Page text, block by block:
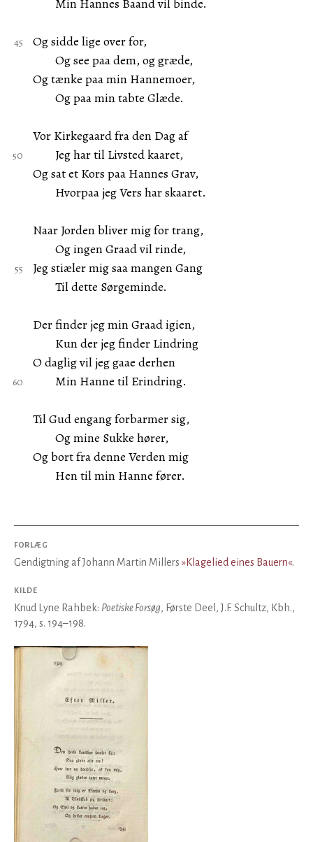
Min Hannes Baand vil binde.
Og sidde lige over for,
Og see paa dem, og græde,
Og tænke paa min Hannemoer,
Og paa min tabte Glæde.
Vor Kirkegaard fra den Dag af
Jeg har til Livsted kaaret,
Og sat et Kors paa Hannes Grav,
Hvorpaa jeg Vers har skaaret.
Naar Jorden bliver mig for trang,
Og ingen Graad vil rinde,
Jeg stiæler mig saa mangen Gang
Til dette Sørgeminde.
Der finder jeg min Graad igien,
Kun der jeg finder Lindring
O daglig vil jeg gaae derhen
Min Hanne til Erindring.
Til Gud engang forbarmer sig,
Og mine Sukke hører,
Og bort fra denne Verden mig
Hen til min Hanne fører.
FORLÆG
Gendigtning af Johann Martin Millers »Klagelied eines Bauern«.
KILDE
Knud Lyne Rahbek: Poetiske Forsøg, Første Deel, J.F. Schultz, Kbh.,
1794, s. 194–198.